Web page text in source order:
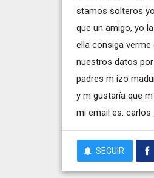
stamos solteros
que un amigo, yo
ella consiga
nuestros datos
padres m izo
y m gustaría que
mi email es:
SEGUIR